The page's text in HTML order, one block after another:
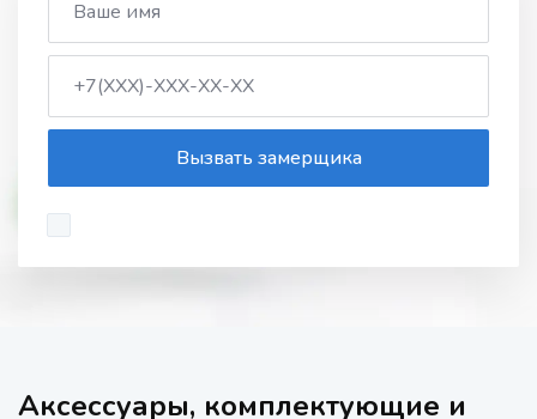
Вызвать замерщика
Аксессуары, комплектующие и